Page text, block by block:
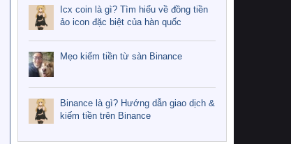
Icx coin là gì? Tìm hiểu về đồng tiền
ảo icon đặc biệt của hàn quốc
Mẹo kiếm tiền từ sàn Binance
Binance là gì? Hướng dẫn giao dịch &
kiếm tiền trên Binance